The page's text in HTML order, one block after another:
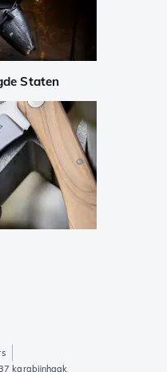
Staten
karabijnhaak